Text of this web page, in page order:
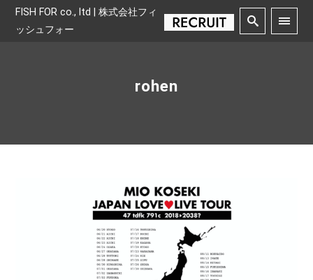
FISH FOR co., ltd | 株式会社フィ
ッシュフォー
rohen